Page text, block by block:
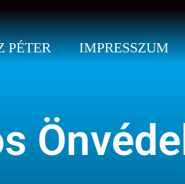
PÉTER IMPRESSZUM